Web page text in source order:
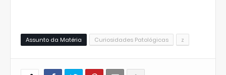
Assunto da Matéria Curiosidades Patológicas z